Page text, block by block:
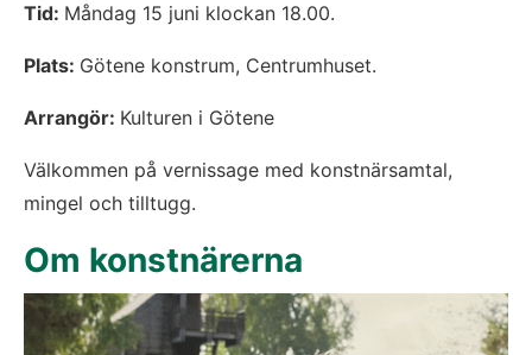
Tid: Måndag 15 juni klockan 18.00.
Plats: Götene konstrum, Centrumhuset.
Arrangör: Kulturen i Götene
Välkommen på vernissage med konstnärsamtal,
mingel och tilltugg.
Om konstnärerna